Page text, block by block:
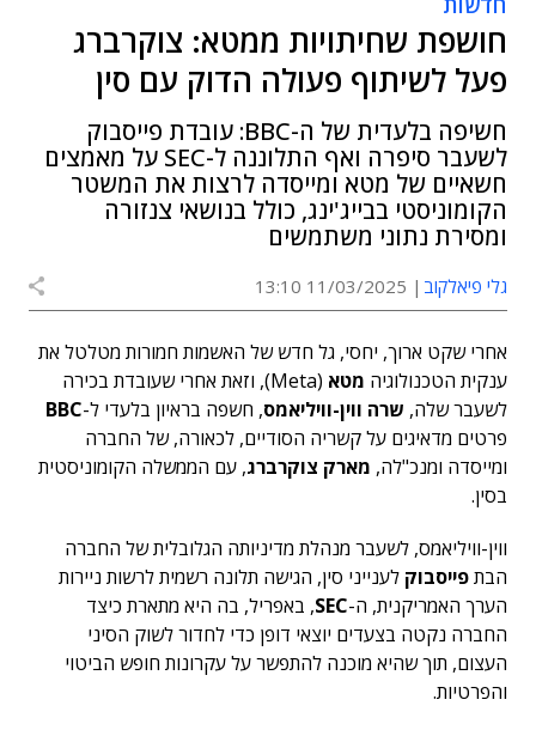
חושפת שחיתויות ממטא: צוקרברג
פעל לשיתוף פעולה הדוק עם סין
חשיפה בלעדית של ה-BBC: עובדת פייסבוק
לשעבר סיפרה ואף התלוננה ל-SEC על מאמצים
חשאיים של מטא ומייסדה לרצות את המשטר
הקומוניסטי בבייג'ינג, כולל בנושאי צנזורה
ומסירת נתוני משתמשים
גלי פיאלקוב 11/03/2025 13:10
אחרי שקט ארוך, יחסי, גל חדש של האשמות חמורות מטלטל את
ענקית הטכנולוגיה מטא
(Meta), וזאת אחרי שעובדת בכירה
לשעבר שלה, שרה ווין-וויליאמס, חשפה בראיון בלעדי ל-BBC
פרטים מדאיגים על קשריה הסודיים, לכאורה, של החברה
ומייסדה ומנכ"לה, מארק צוקרברג, עם הממשלה הקומוניסטית
בסין.
ווין-וויליאמס, לשעבר מנהלת מדיניותה הגלובלית של החברה
הבתפייסבוק לענייני סין, הגישה תלונה רשמית לרשות ניירות
הערך האמריקנית, ה-SEC, באפריל, בה היא מתארת כיצד
החברה נקטה בצעדים יוצאי דופן כדי לחדור לשוק הסיני
העצום, תוך שהיא מוכנה להתפשר על עקרונות חופש הביטוי
והפרטיות.